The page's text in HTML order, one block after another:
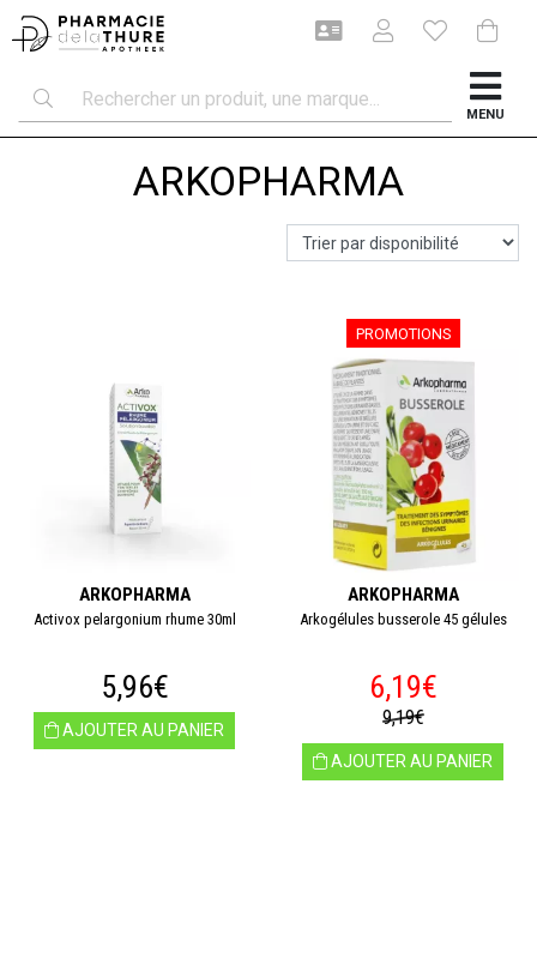
MENU
ARKOPHARMA
ARKOPHARMA
Activox pelargonium rhume 30ml
5,96€
AJOUTER AU PANIER
PROMOTIONS
ARKOPHARMA
Arkogélules busserole 45 gélules
6,19€
9,19€
AJOUTER AU PANIER